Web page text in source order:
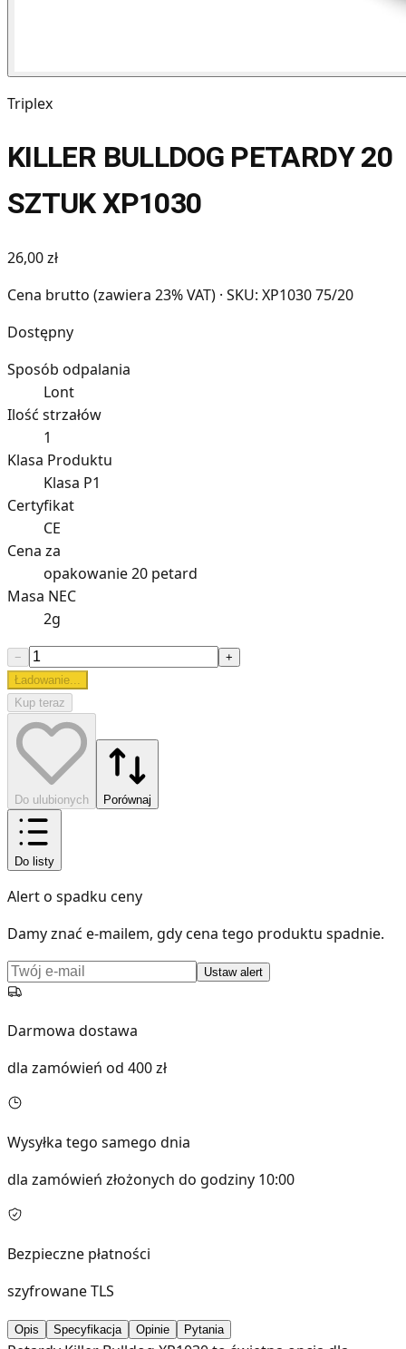
Triplex
KILLER BULLDOG PETARDY 20
SZTUK XP1030
26,00 zł
Cena brutto (zawiera 23% VAT) · SKU: XP1030 75/20
Dostępny
Sposób odpalania
Lont
Ilość strzałów
1
Klasa Produktu
Klasa P1
Certyfikat
CE
Cena za
opakowanie 20 petard
Masa NEC
2g
−
+
Ładowanie...
Kup teraz
Do ulubionych Porównaj
Do listy
Alert o spadku ceny
Damy znać e-mailem, gdy cena tego produktu spadnie.
Ustaw alert
Darmowa dostawa
dla zamówień od 400 zł
Wysyłka tego samego dnia
dla zamówień złożonych do godziny 10:00
Bezpieczne płatności
szyfrowane TLS
Opis Specyfikacja Opinie Pytania